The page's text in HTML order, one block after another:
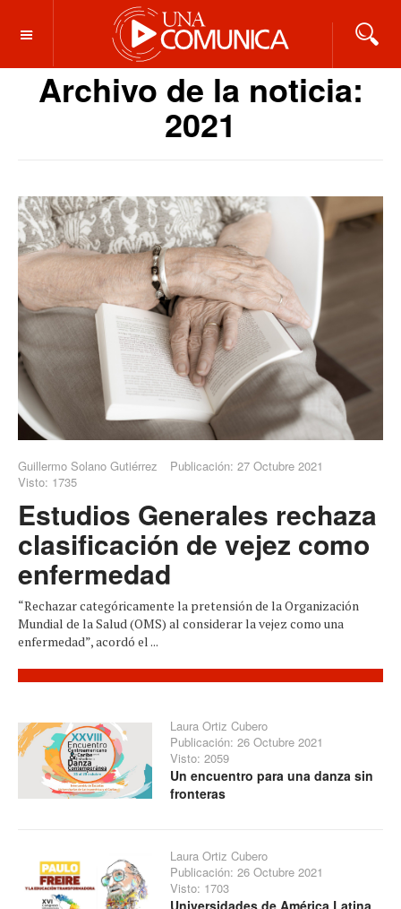
OFF CANVAS
Archivo de la noticia:
2021
Guillermo Solano Gutiérrez
Publicación: 27 Octubre 2021
Visto: 1735
Estudios Generales rechaza
clasificación de vejez como
enfermedad
“Rechazar categóricamente la pretensión de la Organización
Mundial de la Salud (OMS) al considerar la vejez como una
enfermedad”, acordó el ...
Laura Ortiz Cubero
Publicación: 26 Octubre 2021
Visto: 2059
Un encuentro para una danza sin
fronteras
Laura Ortiz Cubero
Publicación: 26 Octubre 2021
Visto: 1703
Universidades de América Latina